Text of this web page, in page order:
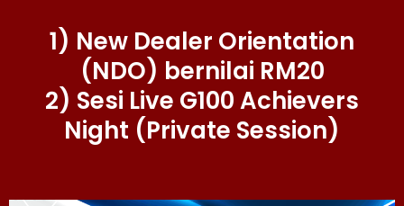
1) New Dealer Orientation
(NDO) bernilai RM20
2) Sesi Live G100 Achievers
Night (Private Session)